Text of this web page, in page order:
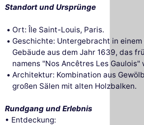
Standort und Ursprünge
Ort: Île Saint-Louis, Paris.
Geschichte: Untergebracht in einem
Gebäude aus dem Jahr 1639, das
namens "Nos Ancêtres Les Gaulois"
Architektur: Kombination aus
großen Sälen mit alten Holzbalken.
Rundgang und Erlebnis
• Entdeckung: